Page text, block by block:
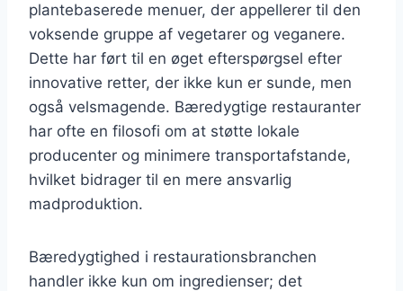
plantebaserede menuer, der appellerer til den
voksende gruppe af vegetarer og veganere.
Dette har ført til en øget efterspørgsel efter
innovative retter, der ikke kun er sunde, men
også velsmagende. Bæredygtige restauranter
har ofte en filosofi om at støtte lokale
producenter og minimere transportafstande,
hvilket bidrager til en mere ansvarlig
madproduktion.
Bæredygtighed i restaurationsbranchen
handler ikke kun om ingredienser; det